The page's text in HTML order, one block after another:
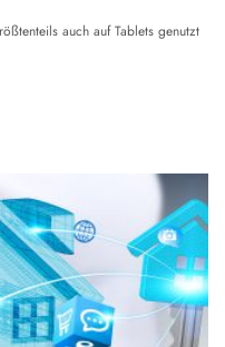
auch auf Tablets genutzt